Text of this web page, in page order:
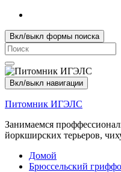
Вкл/выкл формы поиска
Search
for:
Вкл/выкл навигации
Питомник ИГЭЛС
Занимаемся
йоркширских терьеров,
Домой
Брюссельский